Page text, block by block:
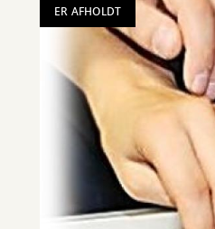
ER AFHOLDT